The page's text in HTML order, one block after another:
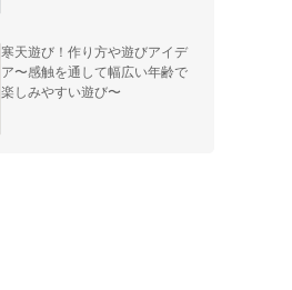
寒天遊び！作り方や遊びアイデ
ア〜感触を通して幅広い年齢で
楽しみやすい遊び〜